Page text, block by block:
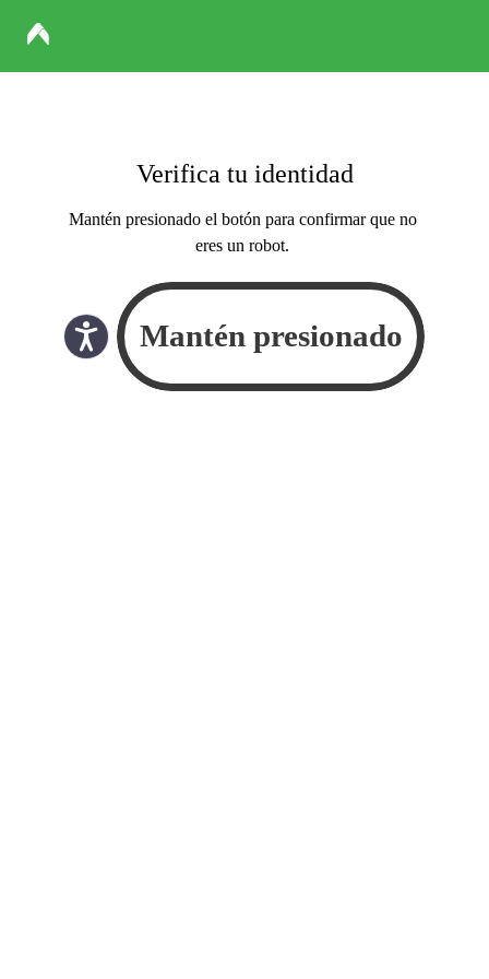
Verifica tu identidad
Mantén presionado el botón para confirmar que no
eres un robot.